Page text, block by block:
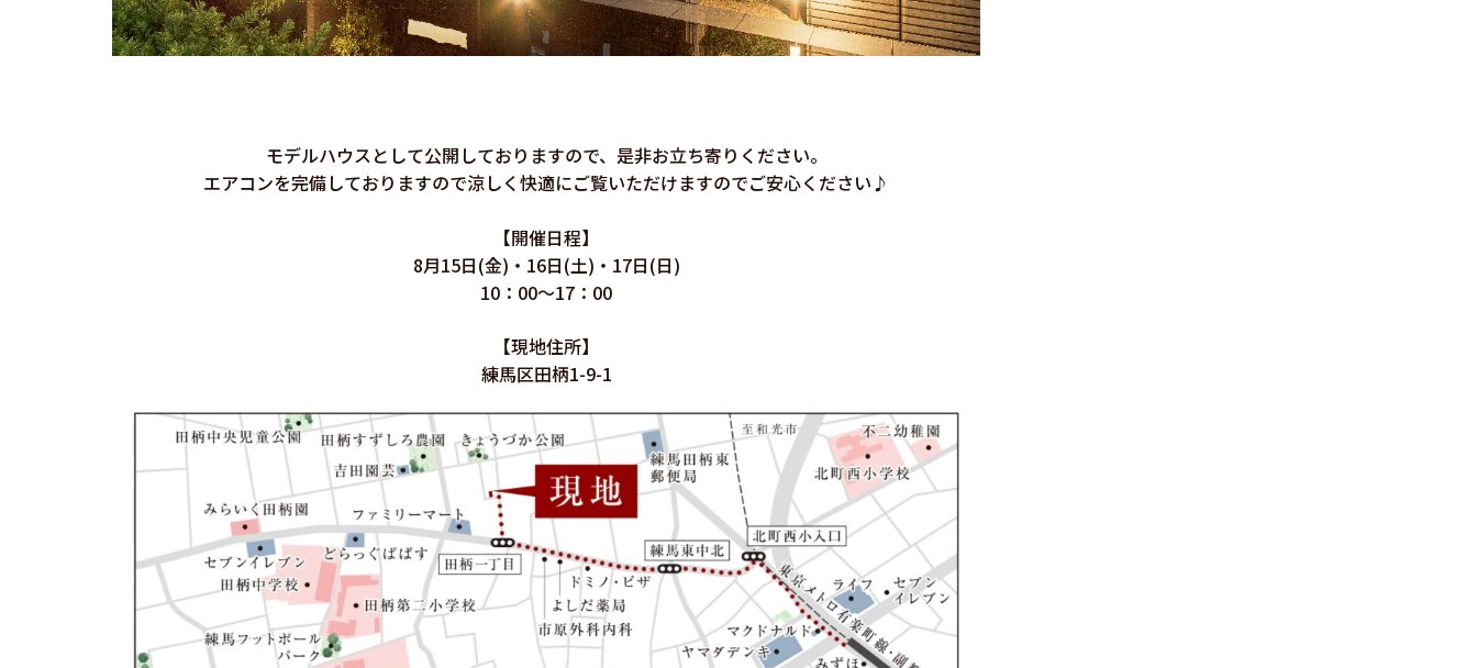
モデルハウスとして公開しておりますので、是非お立ち寄りください。
エアコンを完備しておりますので涼しく快適にご覧いただけますのでご安心ください♪
【開催日程】
8月15日(金)・16日(土)・17日(日)
10：00～17：00
【現地住所】
練馬区田柄1-9-1